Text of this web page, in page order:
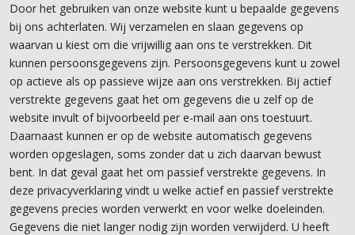
Door het gebruiken van onze website kunt u bepaalde gegevens
bij ons achterlaten. Wij verzamelen en slaan gegevens op
waarvan u kiest om die vrijwillig aan ons te verstrekken. Dit
kunnen persoonsgegevens zijn. Persoonsgegevens kunt u zowel
op actieve als op passieve wijze aan ons verstrekken. Bij actief
verstrekte gegevens gaat het om gegevens die u zelf op de
website invult of bijvoorbeeld per e-mail aan ons toestuurt.
Daarnaast kunnen er op de website automatisch gegevens
worden opgeslagen, soms zonder dat u zich daarvan bewust
bent. In dat geval gaat het om passief verstrekte gegevens. In
deze privacyverklaring vindt u welke actief en passief verstrekte
gegevens precies worden verwerkt en voor welke doeleinden.
Gegevens die niet langer nodig zijn worden verwijderd. U heeft